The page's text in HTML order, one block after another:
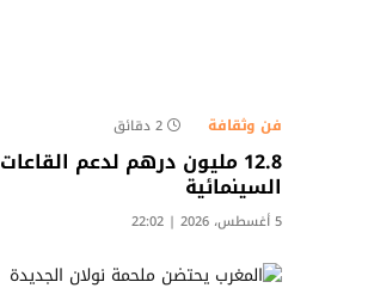
فن وثقافة 2 دقائق
12.8 مليون درهم لدعم القاعات
السينمائية
5 أغسطس، 2026 | 22:02